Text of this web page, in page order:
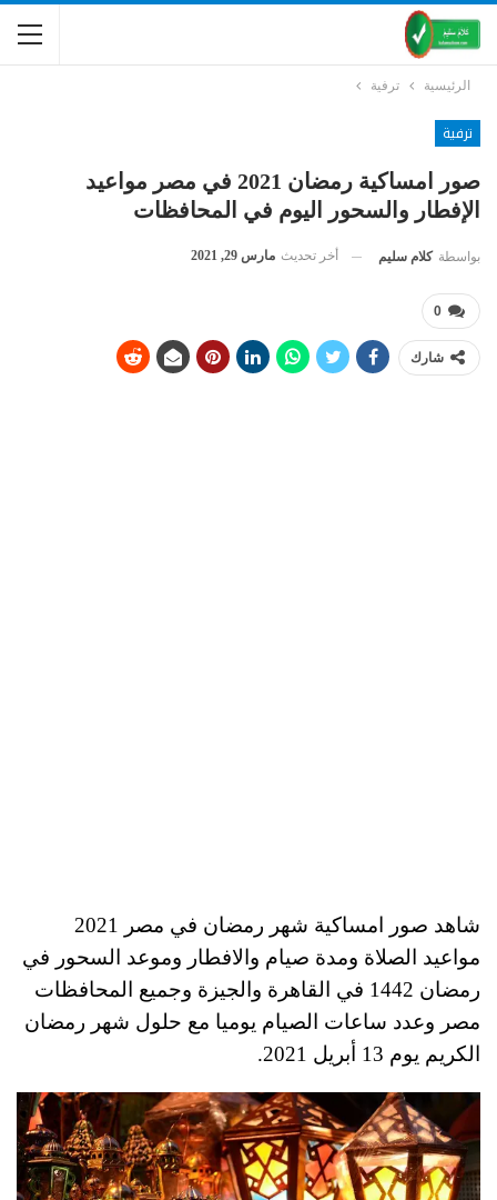
الرئيسية ترفية
ترفية
صور امساكية رمضان 2021 في مصر مواعيد
الإفطار والسحور اليوم في المحافظات
بواسطة كلام سليم أخر تحديث مارس 29, 2021
0
شارك
شاهد صور امساكية شهر رمضان في مصر 2021
مواعيد الصلاة ومدة صيام والافطار وموعد السحور في
رمضان 1442 في القاهرة والجيزة وجميع المحافظات
مصر وعدد ساعات الصيام يوميا مع حلول شهر رمضان
الكريم يوم 13 أبريل 2021.